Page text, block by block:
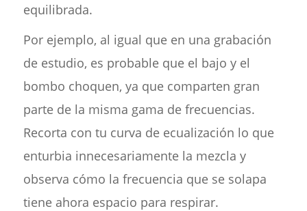
equilibrada.
Por ejemplo, al igual que en una grabación
de estudio, es probable que el bajo y el
bombo choquen, ya que comparten gran
parte de la misma gama de frecuencias.
Recorta con tu curva de ecualización lo que
enturbia innecesariamente la mezcla y
observa cómo la frecuencia que se solapa
tiene ahora espacio para respirar.